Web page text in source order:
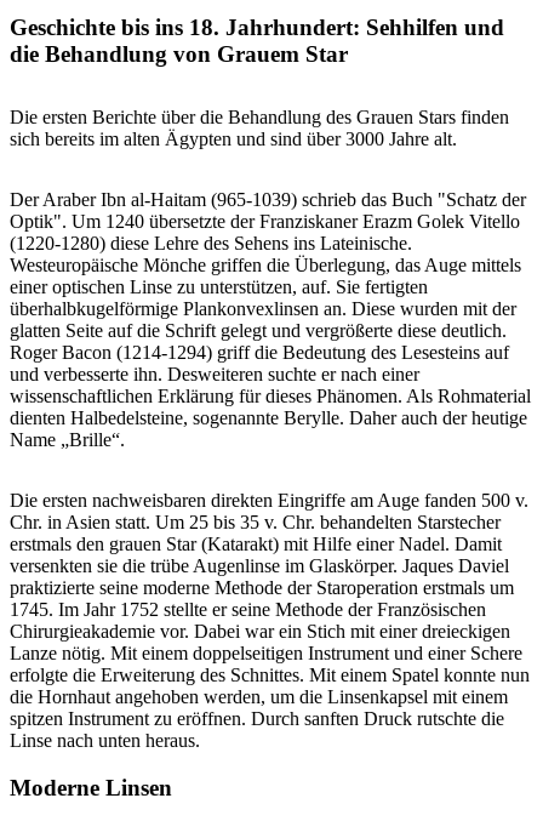
Geschichte bis ins 18. Jahrhundert: Sehhilfen und
die Behandlung von Grauem Star
Die ersten Berichte über die Behandlung des Grauen Stars finden
sich bereits im alten Ägypten und sind über 3000 Jahre alt.
Der Araber Ibn al-Haitam (965-1039) schrieb das Buch "Schatz der
Optik". Um 1240 übersetzte der Franziskaner Erazm Golek Vitello
(1220-1280) diese Lehre des Sehens ins Lateinische.
Westeuropäische Mönche griffen die Überlegung, das Auge mittels
einer optischen Linse zu unterstützen, auf. Sie fertigten
überhalbkugelförmige Plankonvexlinsen an. Diese wurden mit der
glatten Seite auf die Schrift gelegt und vergrößerte diese deutlich.
Roger Bacon (1214-1294) griff die Bedeutung des Lesesteins auf
und verbesserte ihn. Desweiteren suchte er nach einer
wissenschaftlichen Erklärung für dieses Phänomen. Als Rohmaterial
dienten Halbedelsteine, sogenannte Berylle. Daher auch der heutige
Name „Brille“.
Die ersten nachweisbaren direkten Eingriffe am Auge fanden 500 v.
Chr. in Asien statt. Um 25 bis 35 v. Chr. behandelten Starstecher
erstmals den grauen Star (Katarakt) mit Hilfe einer Nadel. Damit
versenkten sie die trübe Augenlinse im Glaskörper. Jaques Daviel
praktizierte seine moderne Methode der Staroperation erstmals um
1745. Im Jahr 1752 stellte er seine Methode der Französischen
Chirurgieakademie vor. Dabei war ein Stich mit einer dreieckigen
Lanze nötig. Mit einem doppelseitigen Instrument und einer Schere
erfolgte die Erweiterung des Schnittes. Mit einem Spatel konnte nun
die Hornhaut angehoben werden, um die Linsenkapsel mit einem
spitzen Instrument zu eröffnen. Durch sanften Druck rutschte die
Linse nach unten heraus.
Moderne Linsen